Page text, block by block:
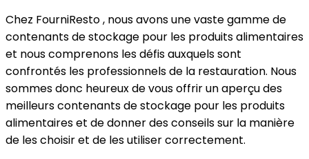
Chez FourniResto , nous avons une vaste gamme de
contenants de stockage pour les produits alimentaires
et nous comprenons les défis auxquels sont
confrontés les professionnels de la restauration. Nous
sommes donc heureux de vous offrir un aperçu des
meilleurs contenants de stockage pour les produits
alimentaires et de donner des conseils sur la manière
de les choisir et de les utiliser correctement.